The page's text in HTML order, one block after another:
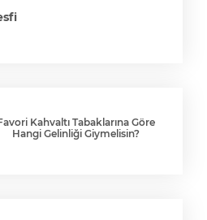
Kahvaltı Tabaklarına Göre
Hangi Gelinliği Giymelisin?